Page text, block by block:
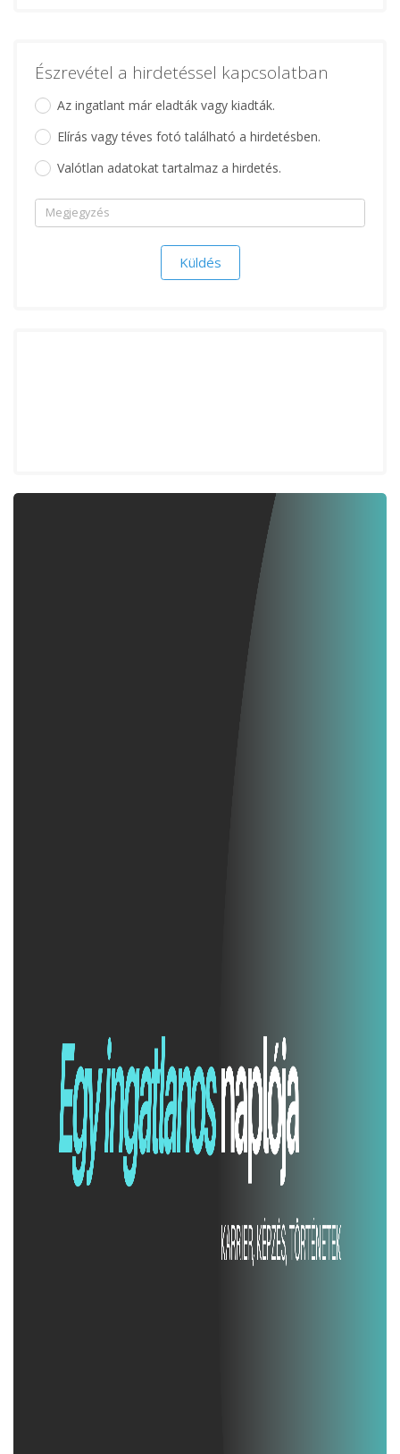
Észrevétel a hirdetéssel kapcsolatban
Az ingatlant már eladták vagy kiadták.
Elírás vagy téves fotó található a hirdetésben.
Valótlan adatokat tartalmaz a hirdetés.